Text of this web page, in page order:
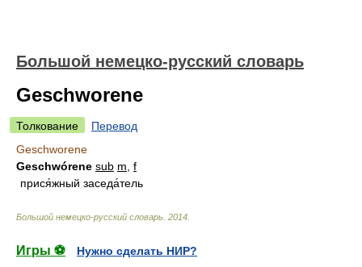
Большой немецко-русский словарь
Geschworene
Толкование
Перевод
Geschworene
Geschwórene sub m f
прися́жный заседа́тель
Большой немецко-русский словарь 2014
Игры ⚽
Нужно сделать НИР?